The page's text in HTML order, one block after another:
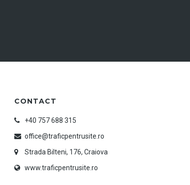
CONTACT
+40 757 688 315
office@traficpentrusite.ro
Strada Bilteni, 176, Craiova
www.traficpentrusite.ro